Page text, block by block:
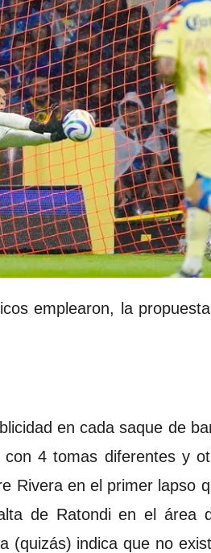
emplearon, la
en cada saque de
4 tomas diferentes y
Rivera en el primer lapso
de Ratondi en el área
(quizás) indica que no